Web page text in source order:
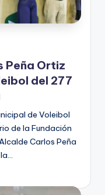
Peña Ortiz
del 277
de Voleibol
de la Fundación
Carlos Peña